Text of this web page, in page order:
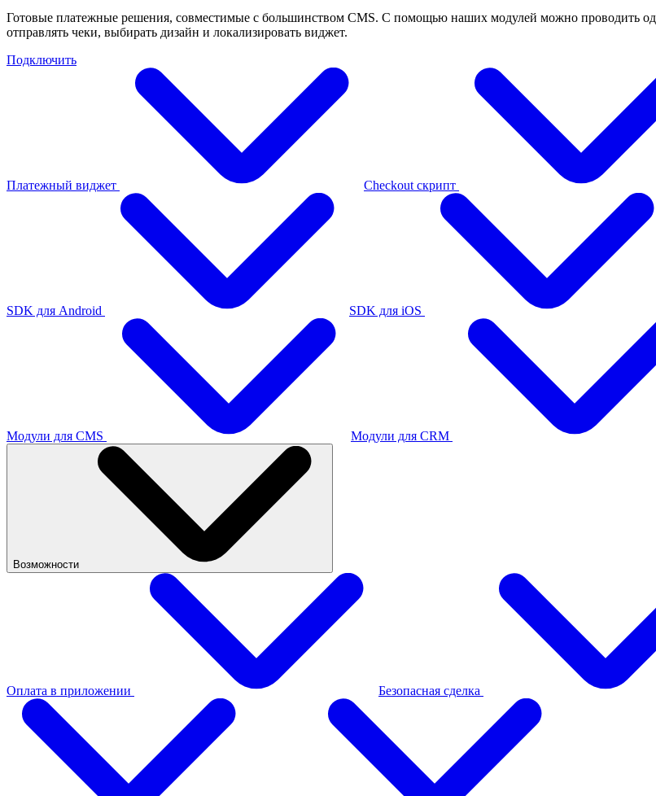
Готовые платежные решения, совместимые с большинством CMS. С помощью наших модулей можно проводить
отправлять чеки, выбирать дизайн и локализировать виджет.
Подключить
Платежный виджет Checkout скрипт
SDK для Android SDK для iOS
Модули для CMS Модули для CRM
Возможности
Оплата в приложении Безопасная сделка